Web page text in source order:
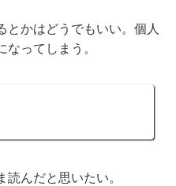
とかはどうでもいい。個人
ってしまう。
んだと思いたい。